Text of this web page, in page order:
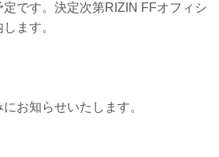
です。決定次第RIZIN FFオフィシ
ます。
お知らせいたします。